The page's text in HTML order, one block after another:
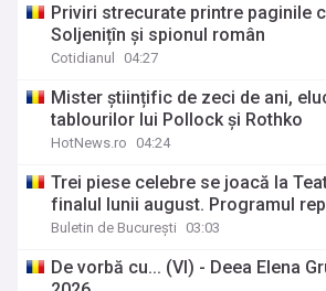
Priviri strecurate printre paginile
Soljenițîn și spionul român
Cotidianul 04:27
Mister științific de zeci de ani,
tablourilor lui Pollock și Rothko
HotNews.ro 04:24
Trei piese celebre se joacă la
finalul lunii august. Programul
Buletin de București 03:03
De vorbă cu... (VI) - Deea Elena